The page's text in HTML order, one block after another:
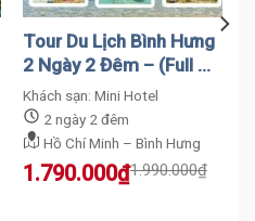
Tour Du Lịch Bình Hưng
2 Ngày 2 Đêm – (Full Từ
A → Z)
Khách sạn: Mini Hotel
2 ngày 2 đêm
Hồ Chí Minh – Bình Hưng
1.990.000₫
Original
1.790.000₫
Current